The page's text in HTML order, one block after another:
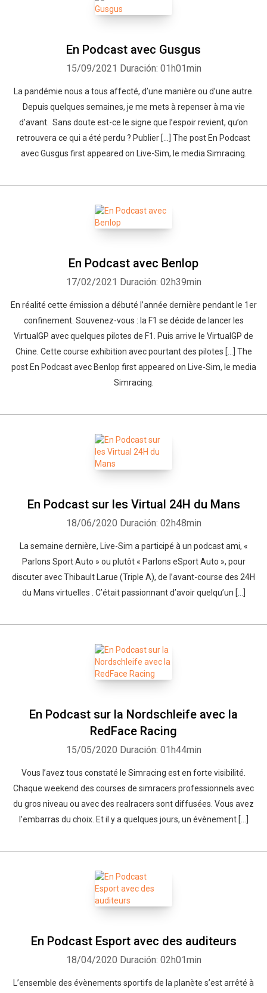
En Podcast avec Gusgus
15/09/2021 Duración: 01h01min
La pandémie nous a tous affecté, d’une manière ou d’une autre.
Depuis quelques semaines, je me mets à repenser à ma vie
d’avant. Sans doute est-ce le signe que l’espoir revient, qu’on
retrouvera ce qui a été perdu ? Publier […] The post En Podcast
avec Gusgus first appeared on Live-Sim, le media Simracing.
En Podcast avec Benlop
17/02/2021 Duración: 02h39min
En réalité cette émission a débuté l’année dernière pendant le 1er
confinement. Souvenez-vous : la F1 se décide de lancer les
VirtualGP avec quelques pilotes de F1. Puis arrive le VirtualGP de
Chine. Cette course exhibition avec pourtant des pilotes […] The
post En Podcast avec Benlop first appeared on Live-Sim, le media
Simracing.
En Podcast sur les Virtual 24H du Mans
18/06/2020 Duración: 02h48min
La semaine dernière, Live-Sim a participé à un podcast ami, «
Parlons Sport Auto » ou plutôt « Parlons eSport Auto », pour
discuter avec Thibault Larue (Triple A), de l’avant-course des 24H
du Mans virtuelles . C’était passionnant d’avoir quelqu’un […]
En Podcast sur la Nordschleife avec la
RedFace Racing
15/05/2020 Duración: 01h44min
Vous l’avez tous constaté le Simracing est en forte visibilité.
Chaque weekend des courses de simracers professionnels avec
du gros niveau ou avec des realracers sont diffusées. Vous avez
l’embarras du choix. Et il y a quelques jours, un évènement […]
En Podcast Esport avec des auditeurs
18/04/2020 Duración: 02h01min
L’ensemble des évènements sportifs de la planète s’est arrêté à